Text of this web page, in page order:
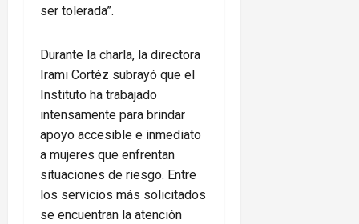
ser tolerada”.
Durante la charla, la directora
Irami Cortéz subrayó que el
Instituto ha trabajado
intensamente para brindar
apoyo accesible e inmediato
a mujeres que enfrentan
situaciones de riesgo. Entre
los servicios más solicitados
se encuentran la atención